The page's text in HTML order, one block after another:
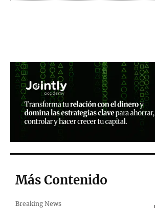
Más Contenido
Breaking News